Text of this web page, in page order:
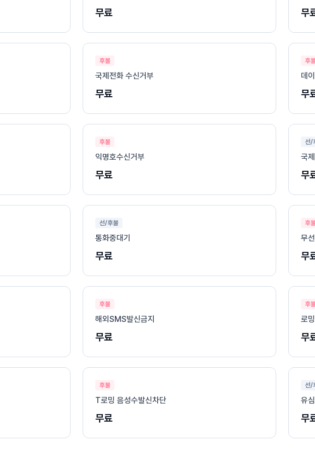
무료 무
후불
국제전화 수신거부
무료
후
데
무
후불
익명호수신거부
무료
선/
국
무
선/후불
통화중대기
무료
후
무
무
후불
해외SMS발신금지
무료
후
로
무
후불
T로밍 음성수발신차단
무료
선/
유
무